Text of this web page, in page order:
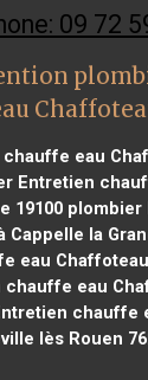
09 72
eau
Entretien
19100 plombier
Cappelle la
eau
eau
chauffe
lès Rouen